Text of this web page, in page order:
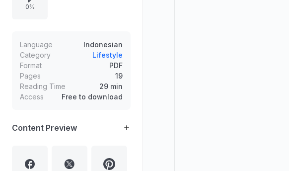
dan banyak serta membangun
0%
Language
Indonesian
Category
Lifestyle
Format
PDF
Pages
19
Reading Time
29 min
Access
Free to download
Content Preview